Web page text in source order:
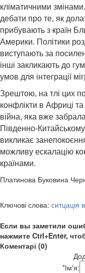
кліматичними
дебати про те, як
прибувають з країн
Америки. Політики
виступають за
інші закликають до
умов для інтеграції
Зрештою, на тлі цих
конфлікти в Африці та
війна, яка вже забрала
Південно-
викликає
можливу ескалацію
країнами.
Платинова Буковина
Ключові слова: ситцація
Если вы заметили
нажмите Ctrl+Enter,
Коментарі (0)
*Ім'я: